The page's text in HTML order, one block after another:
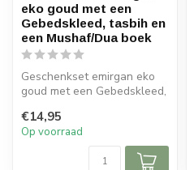
eko goud met een
Gebedskleed, tasbih en
een Mushaf/Dua boek
Geschenkset emirgan eko
goud met een Gebedskleed,
boek ...
€14,95
Op voorraad